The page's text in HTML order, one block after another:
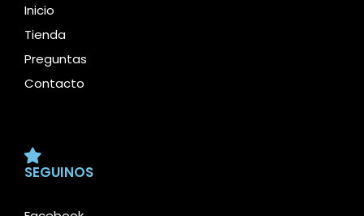
Inicio
Tienda
Preguntas
Contacto
SEGUINOS